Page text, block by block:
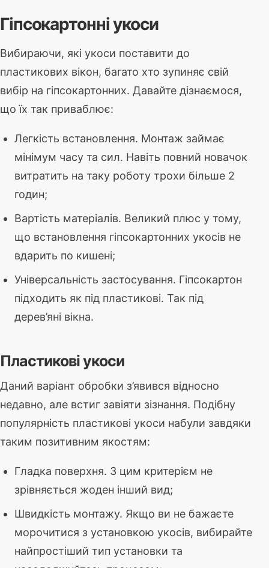
Гіпсокартонні укоси
Вибираючи, які укоси поставити до
пластикових вікон, багато хто зупиняє свій
вибір на гіпсокартонних. Давайте дізнаємося,
що їх так приваблює:
Легкість встановлення. Монтаж займає
мінімум часу та сил. Навіть повний новачок
витратить на таку роботу трохи більше 2
годин;
Вартість матеріалів. Великий плюс у тому,
що встановлення гіпсокартонних укосів не
вдарить по кишені;
Універсальність застосування. Гіпсокартон
підходить як під пластикові. Так під
дерев’яні вікна.
Пластикові укоси
Даний варіант обробки з’явився відносно
недавно, але встиг завіяти зізнання. Подібну
популярність пластикові укоси набули завдяки
таким позитивним якостям:
Гладка поверхня. З цим критерієм не
зрівняється жоден інший вид;
Швидкість монтажу. Якщо ви не бажаєте
морочитися з установкою укосів, вибирайте
найпростіший тип установки та